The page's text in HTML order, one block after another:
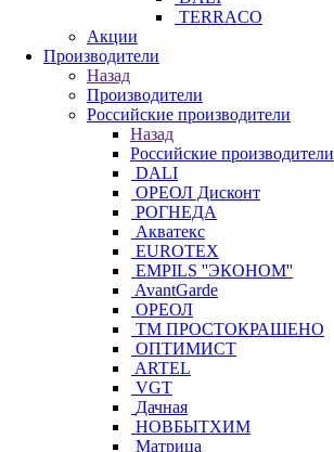
TERRACO
Акции
Производители
Назад
Производители
Российские производители
Назад
Российские производители
DALI
ОРЕОЛ Дисконт
РОГНЕДА
Акватекс
EUROTEX
EMPILS ''ЭКОНОМ''
AvantGarde
ОРЕОЛ
ТМ ПРОСТОКРАШЕНО
ОПТИМИСТ
ARTEL
VGT
Дачная
НОВБЫТХИМ
Матрица